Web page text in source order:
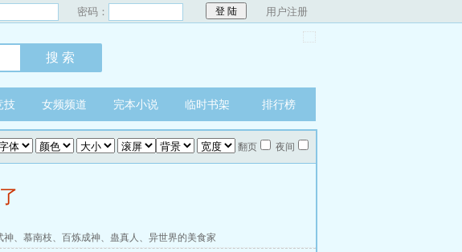
密码： 用户注册
技 女频频道 完本小说 临时书架 排行榜
翻页 夜间
神、 慕南枝、 百炼成神、 蛊真人、 异世界的美食家